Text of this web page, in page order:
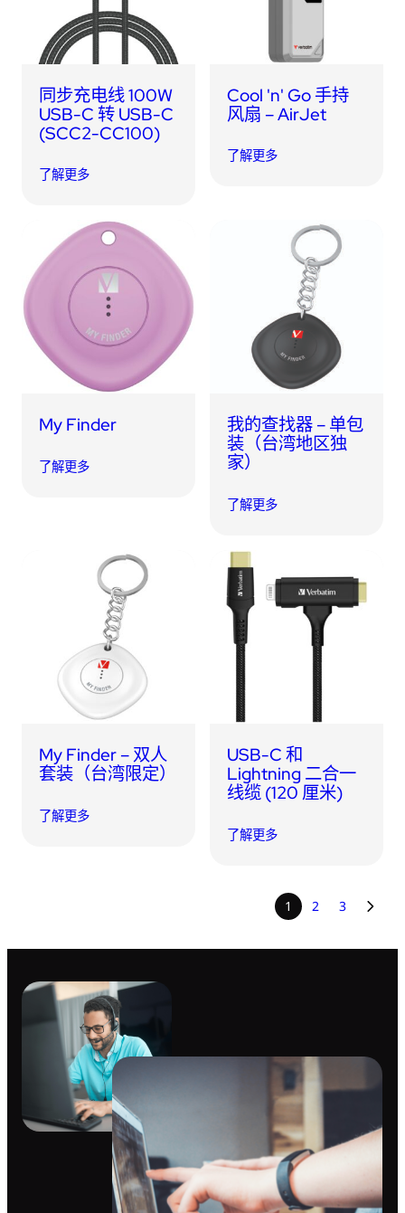
同步充电线 100W
USB-C 转 USB-C
(SCC2-CC100)
了解更多
Cool 'n' Go 手持
风扇 – AirJet
了解更多
My Finder
了解更多
我的查找器 – 单包
装（台湾地区独
家）
了解更多
My Finder – 双人
套装（台湾限定）
了解更多
USB-C 和
Lightning 二合一
线缆 (120 厘米)
了解更多
1 2 3